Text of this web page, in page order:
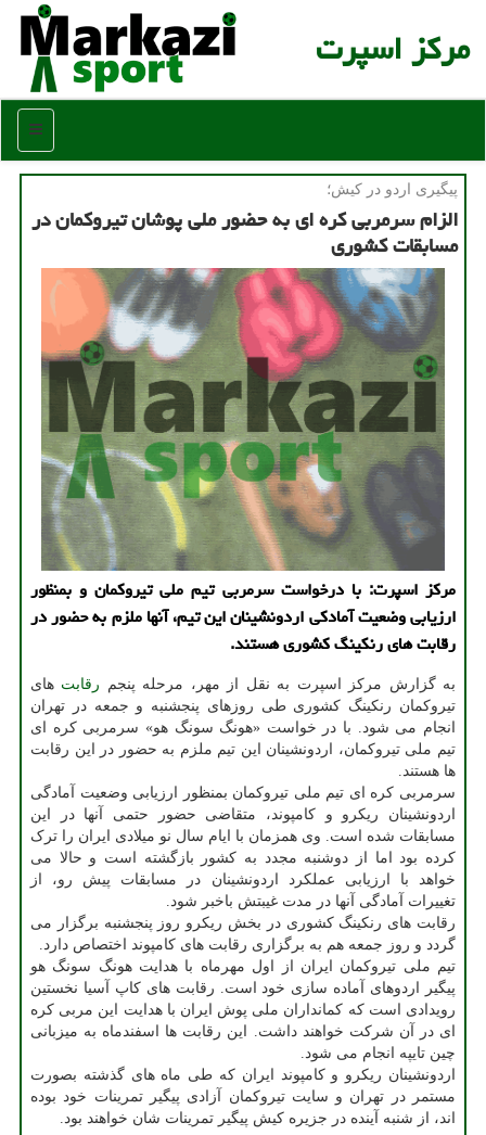
مركز اسپرت
منو
پیگیری اردو در كیش؛
الزام سرمربی کره ای به حضور ملی پوشان تیروکمان در
مسابقات کشوری
مرکز اسپرت: با درخواست سرمربی تیم ملی تیروکمان و بمنظور
ارزیابی وضعیت آمادکی اردونشینان این تیم، آنها ملزم به حضور در
رقابت های رنکینگ کشوری هستند.
به گزارش مرکز اسپرت به نقل از مهر، مرحله پنجم رقابت های
تیروکمان رنکینگ کشوری طی روزهای پنجشنبه و جمعه در تهران
انجام می شود. با در خواست «هونگ سونگ هو» سرمربی کره ای
تیم ملی تیروکمان، اردونشینان این تیم ملزم به حضور در این رقابت
ها هستند.
سرمربی کره ای تیم ملی تیروکمان بمنظور ارزیابی وضعیت آمادگی
اردونشینان ریکرو و کامپوند، متقاضی حضور حتمی آنها در این
مسابقات شده است. وی همزمان با ایام سال نو میلادی ایران را ترک
کرده بود اما از دوشنبه مجدد به کشور بازگشته است و حالا می
خواهد با ارزیابی عملکرد اردونشینان در مسابقات پیش رو، از
تغییرات آمادگی آنها در مدت غیبتش باخبر شود.
رقابت های رنکینگ کشوری در بخش ریکرو روز پنجشنبه برگزار می
گردد و روز جمعه هم به برگزاری رقابت های کامپوند اختصاص دارد.
تیم ملی تیروکمان ایران از اول مهرماه با هدایت هونگ سونگ هو
پیگیر اردوهای آماده سازی خود است. رقابت های کاپ آسیا نخستین
رویدادی است که کمانداران ملی پوش ایران با هدایت این مربی کره
ای در آن شرکت خواهند داشت. این رقابت ها اسفندماه به میزبانی
چین تایپه انجام می شود.
اردونشینان ریکرو و کامپوند ایران که طی ماه های گذشته بصورت
مستمر در تهران و سایت تیروکمان آزادی پیگیر تمرینات خود بوده
اند، از شنبه آینده در جزیره کیش پیگیر تمرینات شان خواهند بود.